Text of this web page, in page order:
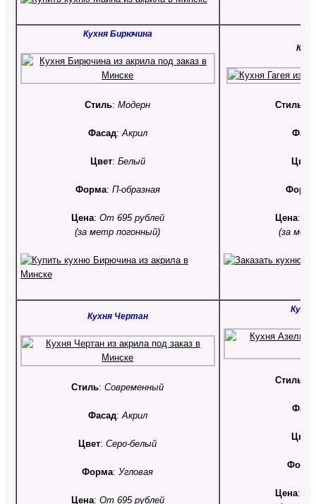
Кухня Бирючина
Стиль:Модерн
Фасад:Акрил
Цвет: Белый
Форма: П-образная
Цена: От 695 рублей
(за метр погонный)
Стиль
Цвет
Цена:
(за
Кухня Чертан
Стиль:Современный
Фасад:Акрил
Цвет:Серо-белый
Форма:Угловая
Цена: От 695 рублей
Стиль
Цвет
Цена: